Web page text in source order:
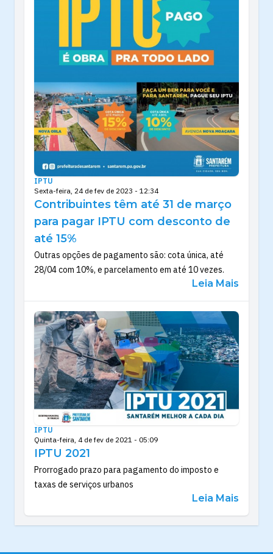
IPTU
Sexta-feira, 24 de fev de 2023 - 12:34
Contribuintes têm até 31 de março
para pagar IPTU com desconto de
até 15%
Outras opções de pagamento são: cota única, até
28/04 com 10%, e parcelamento em até 10 vezes.
Leia Mais
IPTU
Quinta-feira, 4 de fev de 2021 - 05:09
IPTU 2021
Prorrogado prazo para pagamento do imposto e
taxas de serviços urbanos
Leia Mais